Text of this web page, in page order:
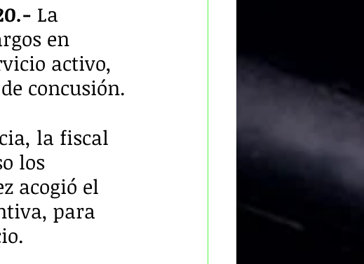
La
en
activo,
concusión.
la fiscal
los
acogió el
para